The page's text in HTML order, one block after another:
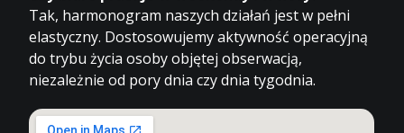
Tak, harmonogram naszych działań jest w pełni
elastyczny. Dostosowujemy aktywność operacyjną
do trybu życia osoby objętej obserwacją,
niezależnie od pory dnia czy dnia tygodnia.